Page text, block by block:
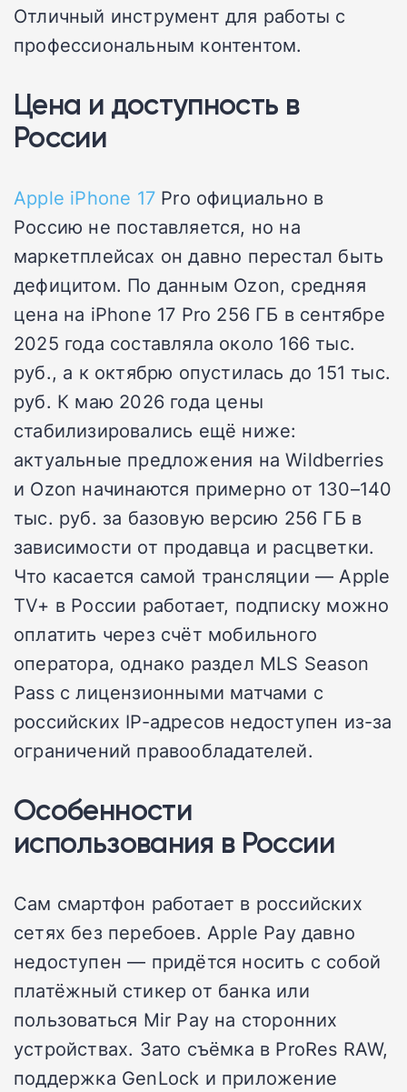
Отличный инструмент для работы с
профессиональным контентом.
Цена и доступность в
России
Apple iPhone 17 Pro официально в
Россию не поставляется, но на
маркетплейсах он давно перестал быть
дефицитом. По данным Ozon, средняя
цена на iPhone 17 Pro 256 ГБ в сентябре
2025 года составляла около 166 тыс.
руб., а к октябрю опустилась до 151 тыс.
руб. К маю 2026 года цены
стабилизировались ещё ниже:
актуальные предложения на Wildberries
и Ozon начинаются примерно от 130–140
тыс. руб. за базовую версию 256 ГБ в
зависимости от продавца и расцветки.
Что касается самой трансляции — Apple
TV+ в России работает, подписку можно
оплатить через счёт мобильного
оператора, однако раздел MLS Season
Pass с лицензионными матчами с
российских IP-адресов недоступен из-за
ограничений правообладателей.
Особенности
использования в России
Сам смартфон работает в российских
сетях без перебоев. Apple Pay давно
недоступен — придётся носить с собой
платёжный стикер от банка или
пользоваться Mir Pay на сторонних
устройствах. Зато съёмка в ProRes RAW,
поддержка GenLock и приложение